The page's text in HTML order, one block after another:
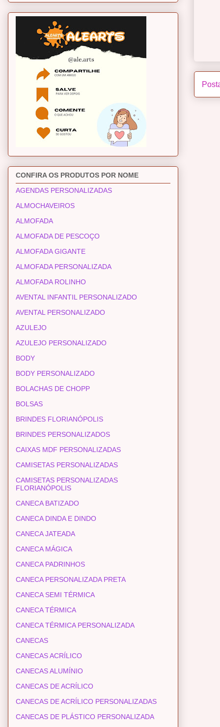
CONFIRA OS PRODUTOS POR NOME
AGENDAS PERSONALIZADAS
ALMOCHAVEIROS
ALMOFADA
ALMOFADA DE PESCOÇO
ALMOFADA GIGANTE
ALMOFADA PERSONALIZADA
ALMOFADA ROLINHO
AVENTAL INFANTIL PERSONALIZADO
AVENTAL PERSONALIZADO
AZULEJO
AZULEJO PERSONALIZADO
BODY
BODY PERSONALIZADO
BOLACHAS DE CHOPP
BOLSAS
BRINDES FLORIANÓPOLIS
BRINDES PERSONALIZADOS
CAIXAS MDF PERSONALIZADAS
CAMISETAS PERSONALIZADAS
CAMISETAS PERSONALIZADAS
FLORIANÓPOLIS
CANECA BATIZADO
CANECA DINDA E DINDO
CANECA JATEADA
CANECA MÁGICA
CANECA PADRINHOS
CANECA PERSONALIZADA PRETA
CANECA SEMI TÉRMICA
CANECA TÉRMICA
CANECA TÉRMICA PERSONALIZADA
CANECAS
CANECAS ACRÍLICO
CANECAS ALUMÍNIO
CANECAS DE ACRÍLICO
CANECAS DE ACRÍLICO PERSONALIZADAS
CANECAS DE PLÁSTICO PERSONALIZADA